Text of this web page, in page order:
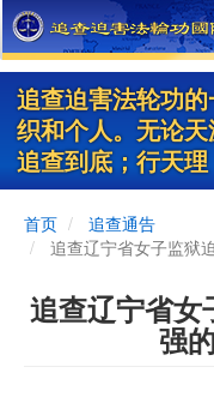
Skip
to
main
content
追查迫害法轮功
织和个人。无论
追查到底；行天理
首页
追查通告
追查辽宁省女子监狱
追查辽宁省女
强